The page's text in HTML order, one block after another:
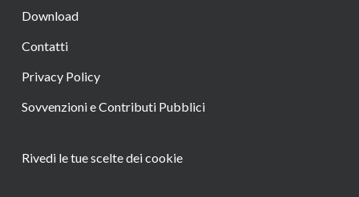
Download
Contatti
Privacy Policy
Sovvenzioni e Contributi Pubblici
Rivedi le tue scelte dei cookie